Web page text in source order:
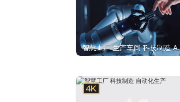
智慧工厂 生产车间 科技制造 AI
人工智能